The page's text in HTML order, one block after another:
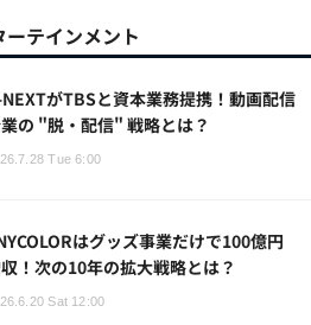
ーテインメント
がTBSと資本業務提携！動画配信
の "脱・配信" 戦略とは？
Tue 6:00
はグッズ事業だけで100億円
！次の10年の拡大戦略とは？
Sat 12:00